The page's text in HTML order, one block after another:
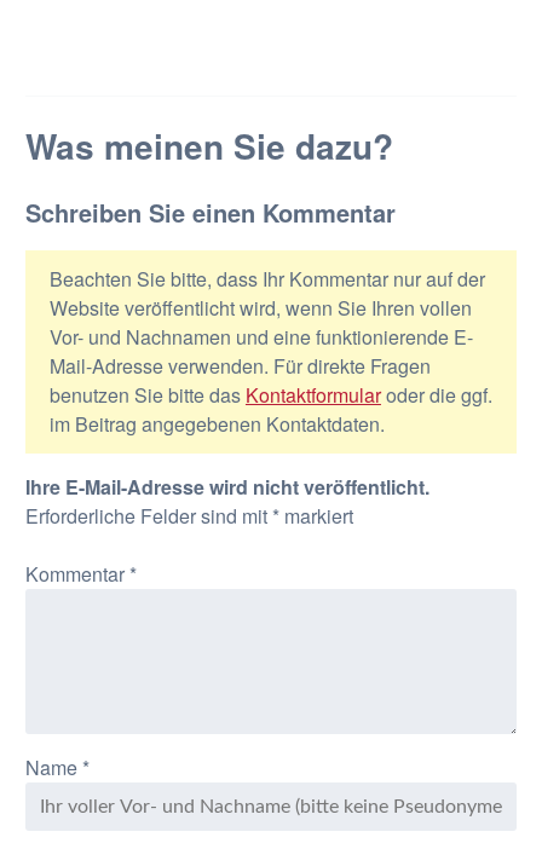
Was meinen Sie dazu?
Schreiben Sie einen Kommentar
Beachten Sie bitte, dass Ihr Kommentar nur auf der
Website veröffentlicht wird, wenn Sie Ihren vollen
Vor- und Nachnamen und eine funktionierende E-
Mail-Adresse verwenden. Für direkte Fragen
benutzen Sie bitte das Kontaktformularoder die ggf.
im Beitrag angegebenen Kontaktdaten.
Ihre E-Mail-Adresse wird nicht veröffentlicht.
Erforderliche Felder sind mit *markiert
Kommentar *
Name *